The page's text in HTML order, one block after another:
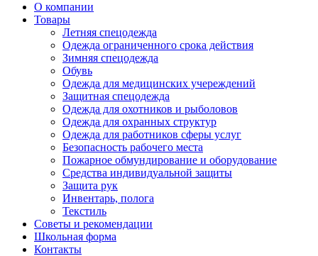
О компании
Товары
Летняя спецодежда
Одежда ограниченного срока действия
Зимняя спецодежда
Обувь
Одежда для медицинских учереждений
Защитная спецодежда
Одежда для охотников и рыболовов
Одежда для охранных структур
Одежда для работников сферы услуг
Безопасность рабочего места
Пожарное обмундирование и оборудование
Средства индивидуальной защиты
Защита рук
Инвентарь, полога
Текстиль
Советы и рекомендации
Школьная форма
Контакты